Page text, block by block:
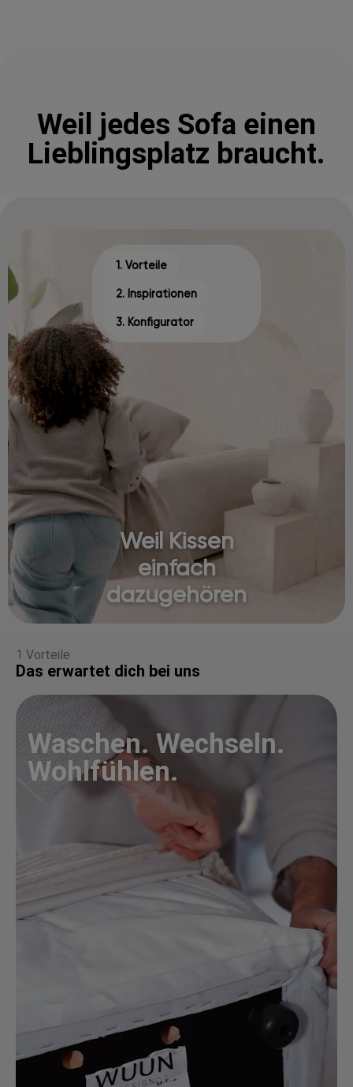
Weil jedes Sofa einen
Lieblingsplatz braucht.
1. Vorteile
2. Inspirationen
3. Konfigurator
Weil Kissen
einfach
dazugehören
1 Vorteile
Das erwartet dich bei uns
Waschen. Wechseln.
Wohlfühlen.